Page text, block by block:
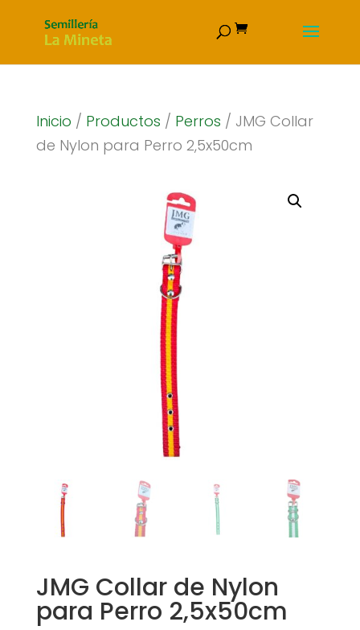
Inicio / Productos / Perros / JMG Collar
de Nylon para Perro 2,5x50cm
JMG Collar de Nylon
para Perro 2,5x50cm